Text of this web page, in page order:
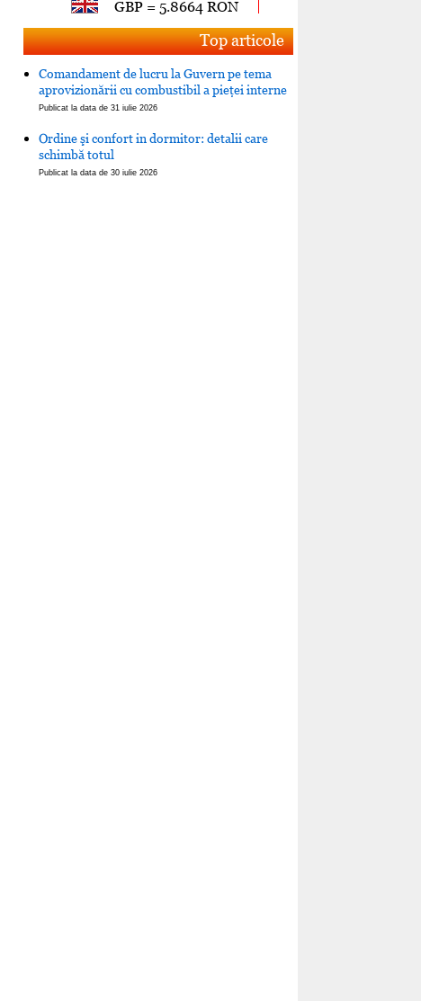
GBP = 5.8664 RON
Top articole
Comandament de lucru la Guvern pe tema
aprovizionării cu combustibil a pieţei interne
Publicat la data de 31 iulie 2026
Ordine şi confort in dormitor: detalii care
schimbă totul
Publicat la data de 30 iulie 2026